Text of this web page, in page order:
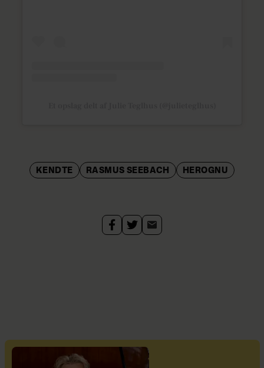
KENDTE RASMUS SEEBACH HEROGNU